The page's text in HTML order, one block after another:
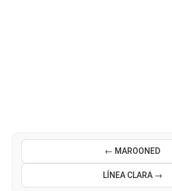
← MAROONED
LÍNEA CLARA →